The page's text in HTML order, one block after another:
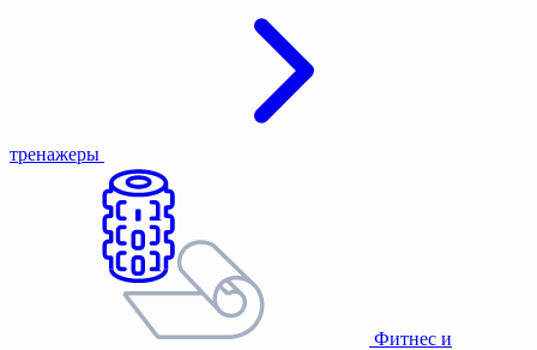
тренажеры
Фитнес и